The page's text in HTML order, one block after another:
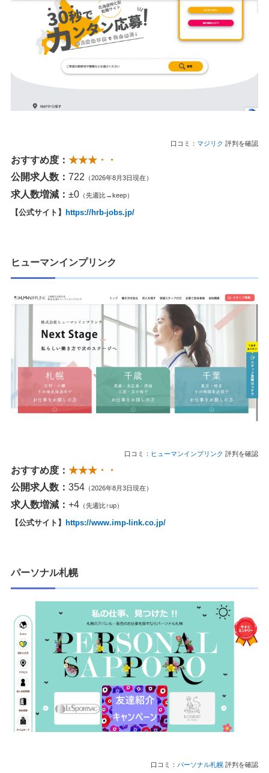
口コミ： マジリク 評判を確認
おすすめ度： ★★★・・
公開求人数： 722 （2026年8月3日現在）
求人数増減： ±0 （先週比→keep）
【公式サイト】 https://hrb-jobs.jp/
ヒューマンインプリンク
口コミ： ヒューマンインプリンク 評判を確認
おすすめ度： ★★★・・
公開求人数： 354 （2026年8月3日現在）
求人数増減： +4 （先週比↑up）
【公式サイト】 https://www.imp-link.co.jp/
パーソナル札幌
口コミ： パーソナル札幌 評判を確認